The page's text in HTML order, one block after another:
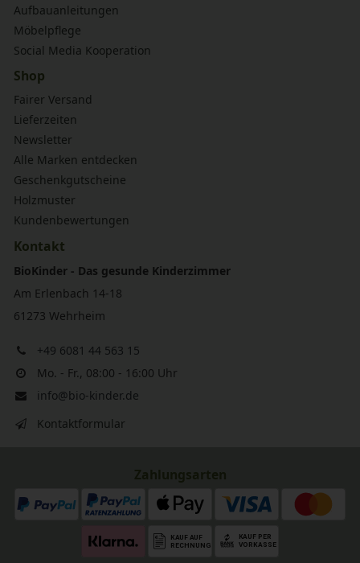
Aufbauanleitungen
Möbelpflege
Social Media Kooperation
Shop
Fairer Versand
Lieferzeiten
Newsletter
Alle Marken entdecken
Geschenkgutscheine
Holzmuster
Kundenbewertungen
Kontakt
BioKinder - Das gesunde Kinderzimmer
Am Erlenbach 14-18
61273 Wehrheim
+49 6081 44 563 15
Mo. - Fr., 08:00 - 16:00 Uhr
info@bio-kinder.de
Kontaktformular
Zahlungsarten